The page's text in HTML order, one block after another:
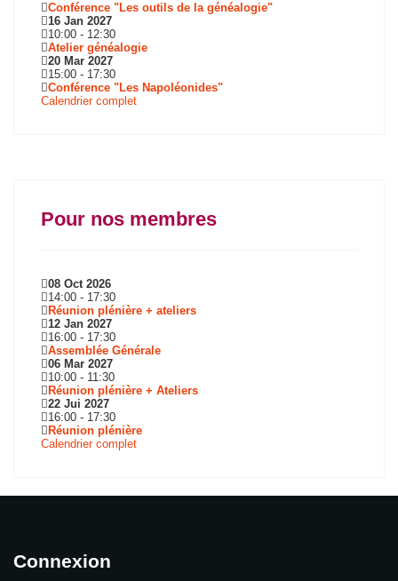
Conférence "Les outils de la généalogie"
16 Jan 2027
10:00 - 12:30
Atelier généalogie
20 Mar 2027
15:00 - 17:30
Conférence "Les Napoléonides"
Calendrier complet
Pour nos membres
08 Oct 2026
14:00 - 17:30
Réunion plénière + ateliers
12 Jan 2027
16:00 - 17:30
Assemblée Générale
06 Mar 2027
10:00 - 11:30
Réunion plénière + Ateliers
22 Jui 2027
16:00 - 17:30
Réunion plénière
Calendrier complet
Connexion